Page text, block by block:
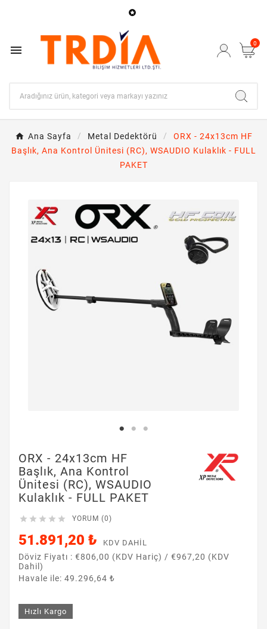

 0
Ana Sayfa Metal Dedektörü
ORX - 24x13cm HF
Başlık, Ana Kontrol Ünitesi (RC), WSAUDIO Kulaklık - FULL
PAKET
ORX - 24x13cm HF
Başlık, Ana Kontrol
Ünitesi (RC), WSAUDIO
Kulaklık - FULL PAKET
     YORUM (0)
51.891,20 ₺ KDV DAHIL
Döviz Fiyatı : €806,00 (KDV Hariç) / €967,20 (KDV
Dahil)
Havale ile: 49.296,64 ₺
Hızlı Kargo